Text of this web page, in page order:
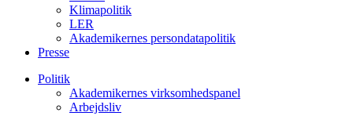
Klimapolitik
LER
Akademikernes persondatapolitik
Presse
Politik
Akademikernes virksomhedspanel
Arbejdsliv